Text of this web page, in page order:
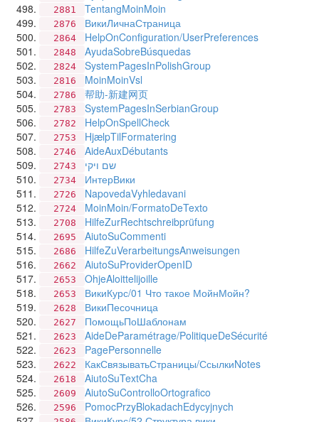
2881 TentangMoinMoin
2876 ВикиЛичнаСтраница
2864 HelpOnConfiguration/UserPreferences
2848 AyudaSobreBúsquedas
2824 SystemPagesInPolishGroup
2816 MoinMoinVsl
2786 帮助-新建网页
2783 SystemPagesInSerbianGroup
2782 HelpOnSpellCheck
2753 HjælpTilFormatering
2746 AideAuxDébutants
2743 שם ויקי
2734 ИнтерВики
2726 NapovedaVyhledavani
2724 MoinMoin/FormatoDeTexto
2708 HilfeZurRechtschreibprüfung
2695 AiutoSuCommenti
2686 HilfeZuVerarbeitungsAnweisungen
2662 AiutoSuProviderOpenID
2653 OhjeAloittelijoille
2653 ВикиКурс/01 Что такое МойнМойн?
2628 ВикиПесочница
2627 ПомощьПоШаблонам
2623 AideDeParamétrage/PolitiqueDeSécurité
2623 PagePersonnelle
2622 КакСвязыватьСтраницы/СсылкиNotes
2618 AiutoSuTextCha
2609 AiutoSuControlloOrtografico
2596 PomocPrzyBlokadachEdycyjnych